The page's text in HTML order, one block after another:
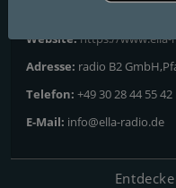
Kontakte
Website:https://www.ella-
Adresse: radio B2
Telefon: +49 30 28 44 55 42
E-Mail: info@ella-radio.de